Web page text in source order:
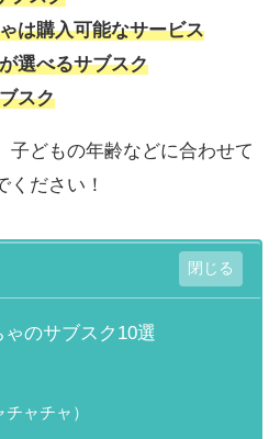
は購入可能なサービス
選べるサブスク
スク
子どもの年齢などに合わせて
ください！
のサブスク10選
ャチャ）